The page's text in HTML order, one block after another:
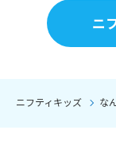
ニ
ニフティキッズ な